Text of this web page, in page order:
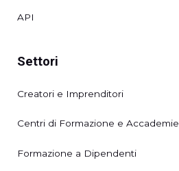
API
Settori
Creatori e Imprenditori
Centri di Formazione e Accademie
Formazione a Dipendenti